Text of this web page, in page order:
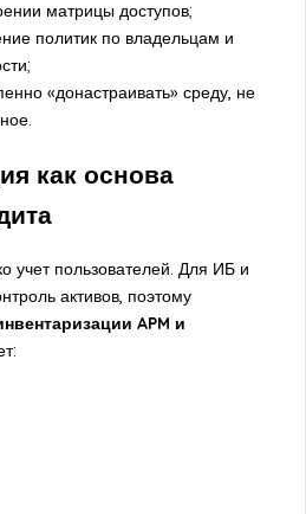
матрицы доступов;
политик по владельцам и
«донастраивать» среду, не
как основа
учет пользователей. Для ИБ и
активов, поэтому
APM и